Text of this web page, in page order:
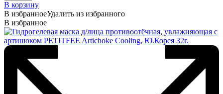
В корзину
В избранноеУдалить из избранного
В избранное